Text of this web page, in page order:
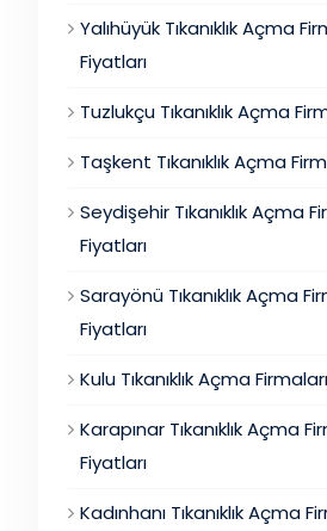
Yalıhüyük Tıkanıklık Açma
Fiyatları
Tuzlukçu Tıkanıklık Açma
Taşkent Tıkanıklık Açma
Seydişehir Tıkanıklık Açma
Fiyatları
Sarayönü Tıkanıklık Açma
Fiyatları
Kulu Tıkanıklık Açma
Karapınar Tıkanıklık Açma
Fiyatları
Kadınhanı Tıkanıklık Açma